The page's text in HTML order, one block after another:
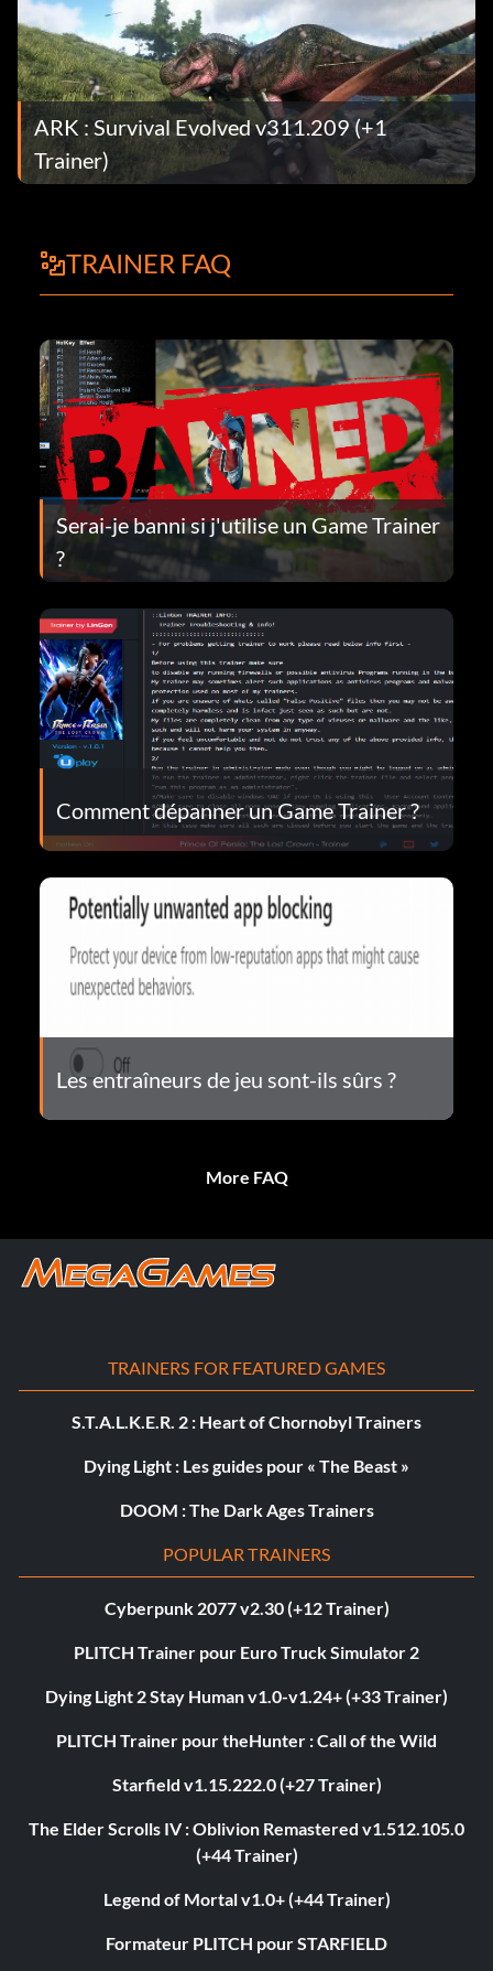
ARK : Survival Evolved v311.209 (+1
Trainer)
TRAINER FAQ
Serai-je banni si j'utilise un Game Trainer
?
Comment dépanner un Game Trainer ?
Les entraîneurs de jeu sont-ils sûrs ?
More FAQ
TRAINERS FOR FEATURED GAMES
S.T.A.L.K.E.R. 2 : Heart of Chornobyl Trainers
Dying Light : Les guides pour « The Beast »
DOOM : The Dark Ages Trainers
POPULAR TRAINERS
Cyberpunk 2077 v2.30 (+12 Trainer)
PLITCH Trainer pour Euro Truck Simulator 2
Dying Light 2 Stay Human v1.0-v1.24+ (+33 Trainer)
PLITCH Trainer pour theHunter : Call of the Wild
Starfield v1.15.222.0 (+27 Trainer)
The Elder Scrolls IV : Oblivion Remastered v1.512.105.0
(+44 Trainer)
Legend of Mortal v1.0+ (+44 Trainer)
Formateur PLITCH pour STARFIELD